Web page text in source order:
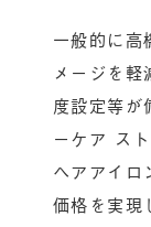
一般的に高
メージを
度設定等が
ーケア ス
ヘアアイ
価格を実現